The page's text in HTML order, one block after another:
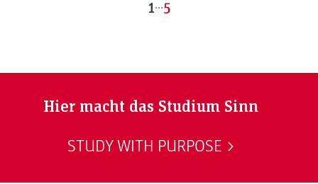
1...5
Hier macht das Studium Sinn
STUDY WITH PURPOSE